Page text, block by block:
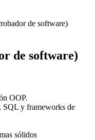
de software)
de software)
OOP.
SQL y frameworks de
sólidos